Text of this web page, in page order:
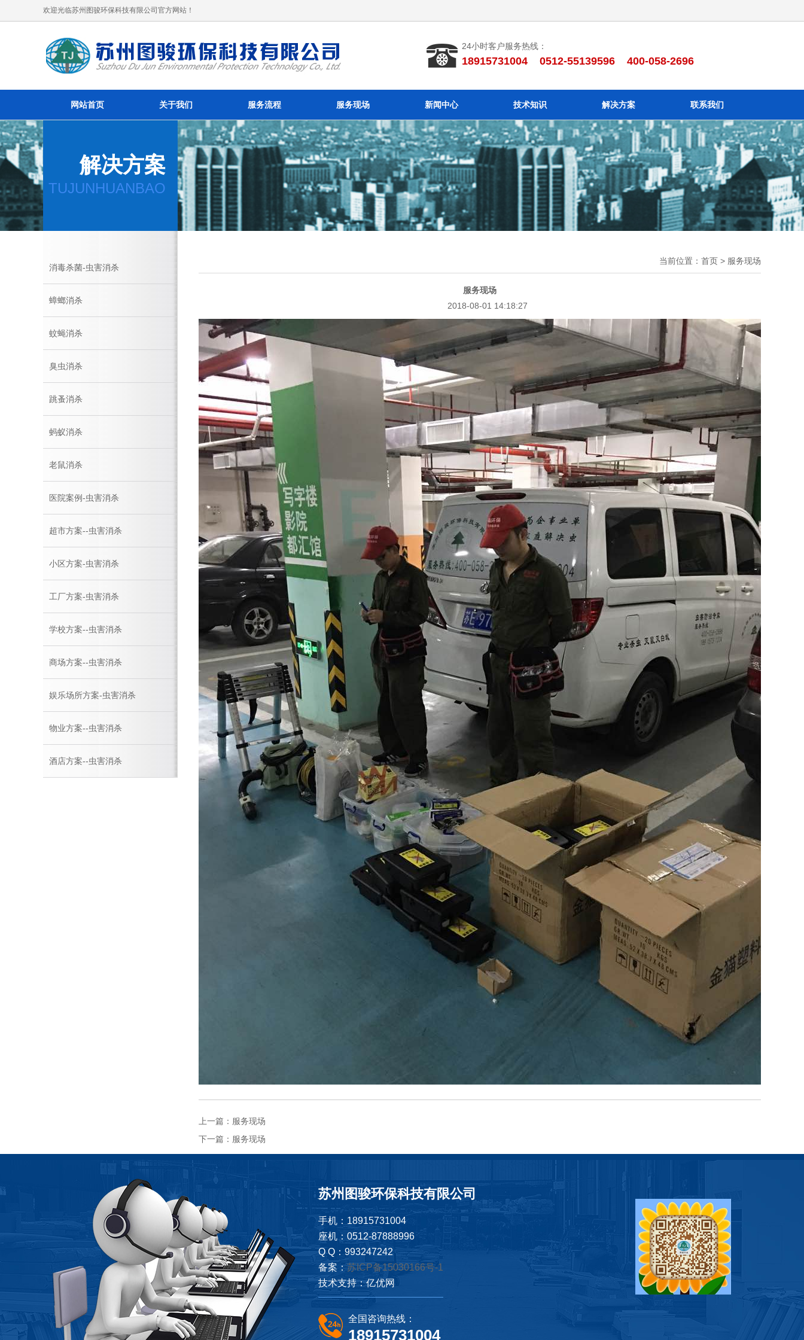
欢迎光临苏州图骏环保科技有限公司官方网站！
24小时客户服务热线：
18915731004 0512-55139596 400-058-2696
网站首页 关于我们 服务流程 服务现场 新闻中心 技术知识 解决方案 联系我们
解决方案
TUJUNHUANBAO
消毒杀菌-虫害消杀
蟑螂消杀
蚊蝇消杀
臭虫消杀
跳蚤消杀
蚂蚁消杀
老鼠消杀
医院案例-虫害消杀
超市方案--虫害消杀
小区方案-虫害消杀
工厂方案-虫害消杀
学校方案--虫害消杀
商场方案--虫害消杀
娱乐场所方案-虫害消杀
物业方案--虫害消杀
酒店方案--虫害消杀
当前位置： 首页 > 服务现场
服务现场
2018-08-01 14:18:27
上一篇： 服务现场
下一篇： 服务现场
苏州图骏环保科技有限公司
手机：18915731004
座机：0512-87888996
Q Q：993247242
备案：苏ICP备15030166号-1
技术支持：亿优网
全国咨询热线：
18915731004